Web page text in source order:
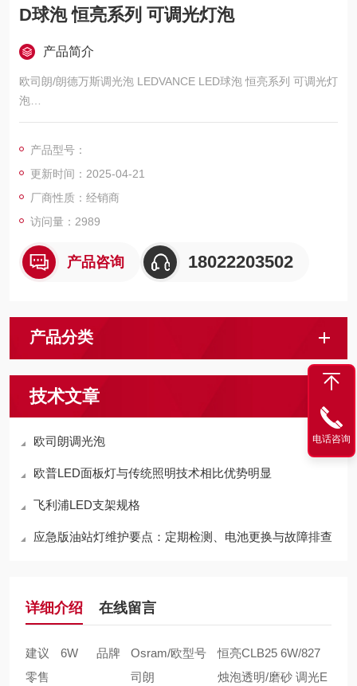
D球泡 恒亮系列 可调光灯泡
产品简介
欧司朗/朗德万斯调光泡 LEDVANCE LED球泡 恒亮系列 可调光灯
泡
星亮CLA100 10.5W/827 球泡磨砂 E27
星亮CLA125 14W/827 球泡磨砂 E27
星亮CLA125 14W/865 球泡磨砂 E27
产品型号：
更新时间：2025-04-21
厂商性质：经销商
访问量：2989
产品咨询 18022203502
产品分类
技术文章
欧司朗调光泡
欧普LED面板灯与传统照明技术相比优势明显
飞利浦LED支架规格
应急版油站灯维护要点：定期检测、电池更换与故障排查
详细介绍 在线留言
建议
零售
6W 品牌
Osram/欧
司朗
型号
恒亮CLB25 6W/827
烛泡透明/磨砂 调光E
电话咨询